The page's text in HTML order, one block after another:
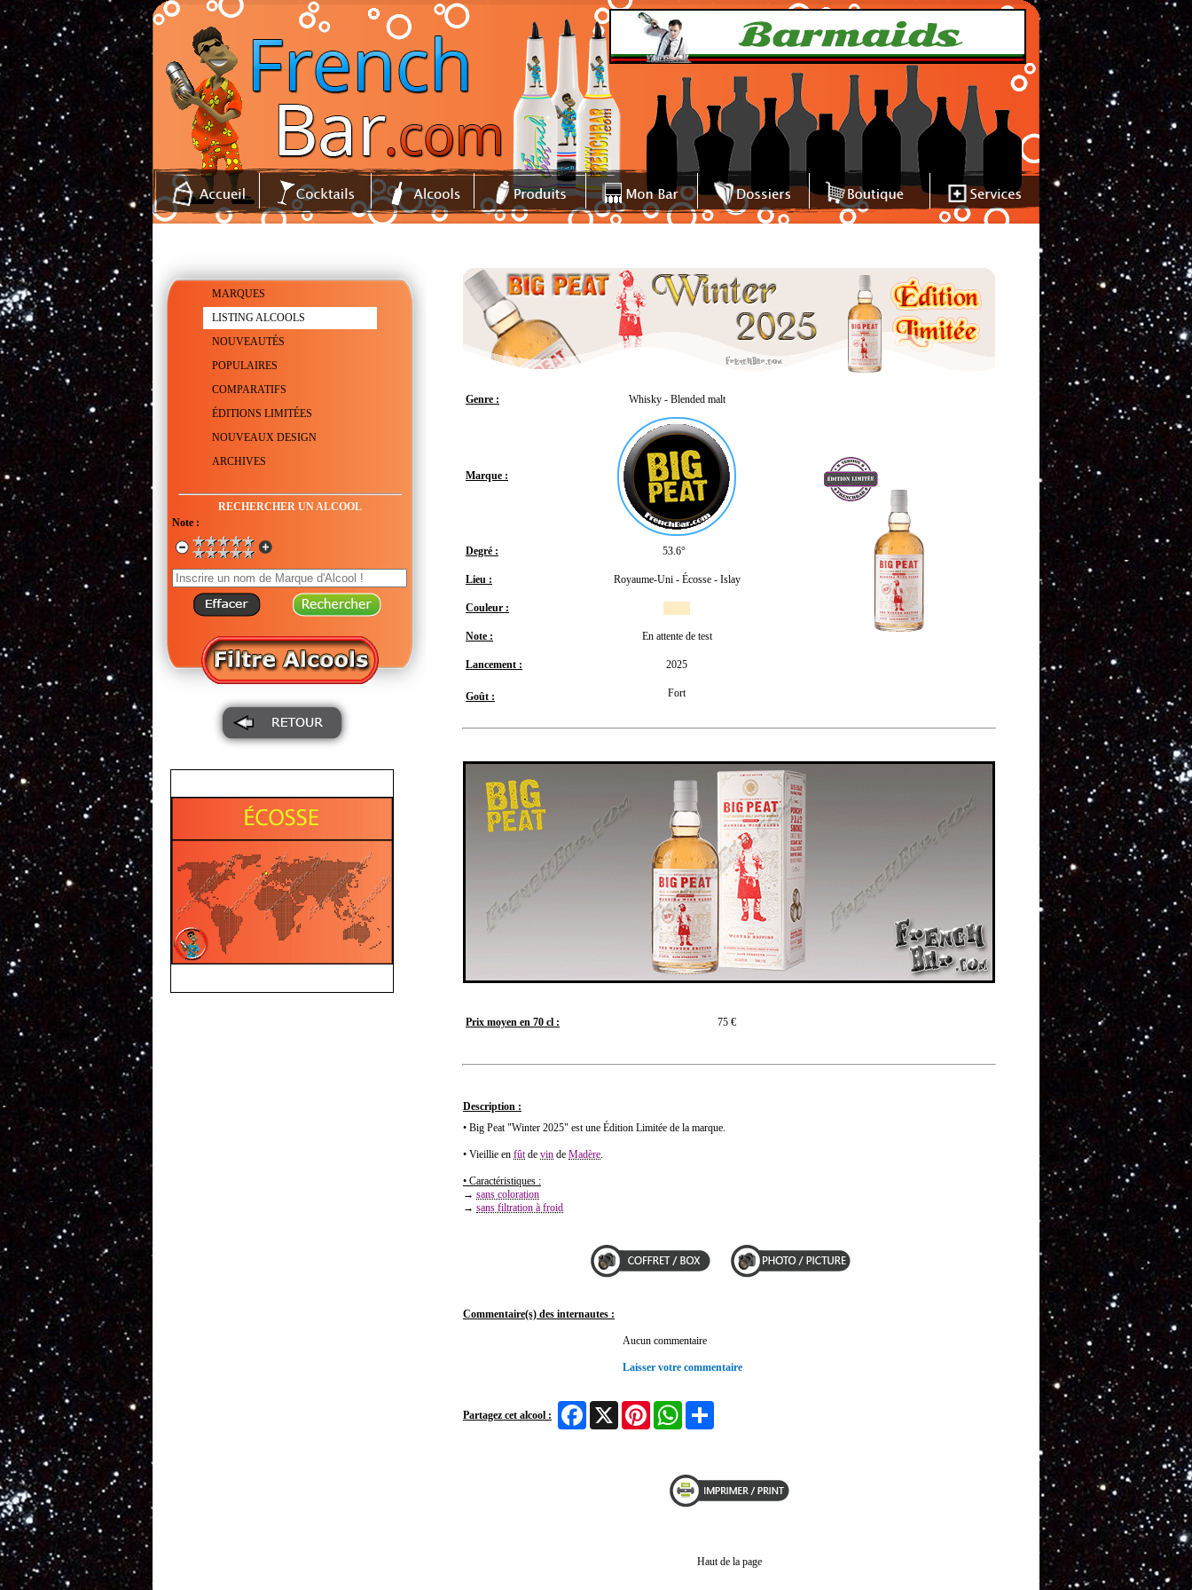
MARQUES
LISTING ALCOOLS
NOUVEAUTÉS
POPULAIRES
COMPARATIFS
ÉDITIONS LIMITÉES
NOUVEAUX DESIGN
ARCHIVES
RECHERCHER UN ALCOOL
Note :
Genre : Whisky - Blended malt
Marque :
Degré : 53.6°
Lieu : Royaume-Uni - Écosse - Islay
Couleur :
Note : En attente de test
Lancement : 2025
Goût : Fort
Prix moyen en 70 cl : 75 €
Description :
• Big Peat "Winter 2025" est une Édition Limitée de la marque.
• Vieillie en fûtde vin de Madère.
• Caractéristiques :
→ sans coloration
→ sans filtration à froid
Commentaire(s) des internautes :
Aucun commentaire
Laisser votre commentaire
Partagez cet alcool :
FacebookX Pinterest WhatsApp
Haut de la page